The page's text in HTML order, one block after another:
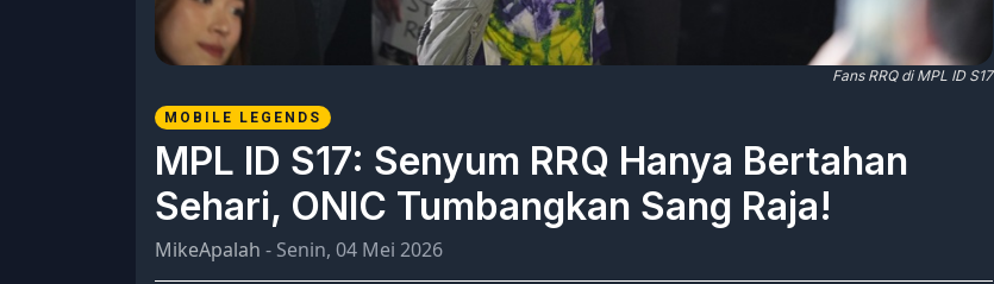
Fans RRQ di MPL ID S17
MOBILE LEGENDS
MPL ID S17: Senyum RRQ Hanya Bertahan
Sehari, ONIC Tumbangkan Sang Raja!
MikeApalah - Senin, 04 Mei 2026